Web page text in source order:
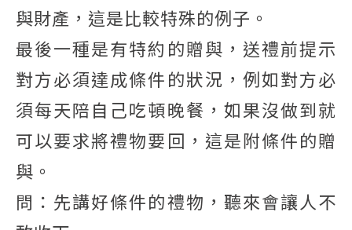
與財產，這是比較特殊的例子。
最後一種是有特約的贈與，送禮前提示
對方必須達成條件的狀況，例如對方必
須每天陪自己吃頓晚餐，如果沒做到就
可以要求將禮物要回，這是附條件的贈
與。
問：先講好條件的禮物，聽來會讓人不